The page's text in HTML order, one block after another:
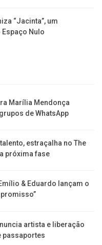
“Jacinta”, um
Nulo
Marília Mendonça
de WhatsApp
estraçalha no The
próxima fase
& Eduardo lançam o
artista e liberação
passaportes